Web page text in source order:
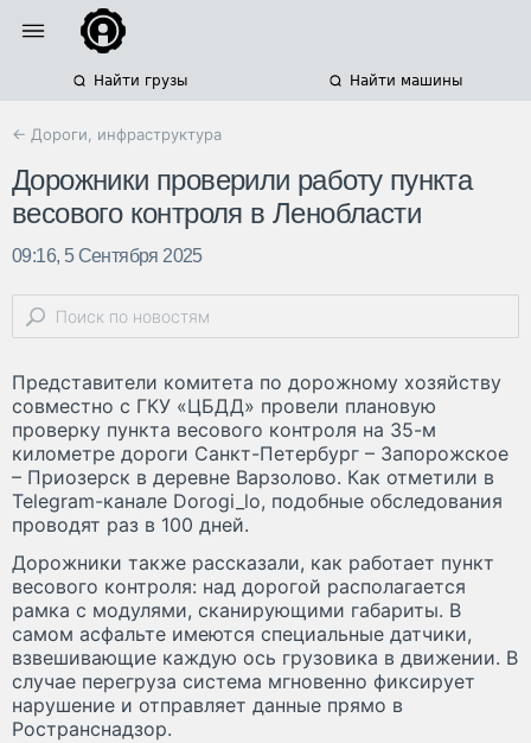
Найти грузы Найти машины
← Дороги, инфраструктура
Дорожники проверили работу пункта
весового контроля в Ленобласти
09:16, 5 Сентября 2025
Представители комитета по дорожному хозяйству
совместно с ГКУ «ЦБДД» провели плановую
проверку пункта весового контроля на 35-м
километре дороги Санкт-Петербург – Запорожское
– Приозерск в деревне Варзолово. Как отметили в
Telegram-канале Dorogi_lo, подобные обследования
проводят раз в 100 дней.
Дорожники также рассказали, как работает пункт
весового контроля: над дорогой располагается
рамка с модулями, сканирующими габариты. В
самом асфальте имеются специальные датчики,
взвешивающие каждую ось грузовика в движении. В
случае перегруза система мгновенно фиксирует
нарушение и отправляет данные прямо в
Ространснадзор.